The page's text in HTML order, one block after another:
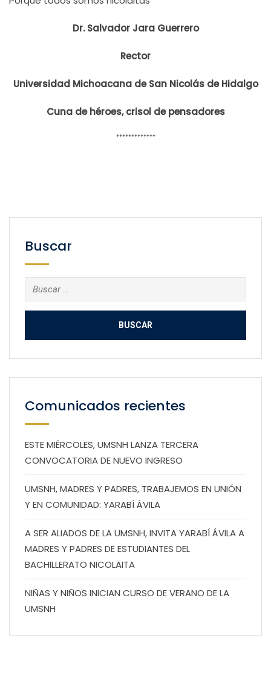
Dr. Salvador Jara Guerrero
Rector
Universidad Michoacana de San Nicolás de Hidalgo
Cuna de héroes, crisol de pensadores
*************
Buscar
Buscar:
Comunicados recientes
ESTE MIÉRCOLES, UMSNH LANZA TERCERA
CONVOCATORIA DE NUEVO INGRESO
UMSNH, MADRES Y PADRES, TRABAJEMOS EN UNIÓN
Y EN COMUNIDAD: YARABÍ ÁVILA
A SER ALIADOS DE LA UMSNH, INVITA YARABÍ ÁVILA A
MADRES Y PADRES DE ESTUDIANTES DEL
BACHILLERATO NICOLAITA
NIÑAS Y NIÑOS INICIAN CURSO DE VERANO DE LA
UMSNH